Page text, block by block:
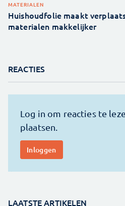
MATERIALEN
Huishoudfolie maakt
materialen makkelijker
REACTIES
LAATSTE ARTIKELEN